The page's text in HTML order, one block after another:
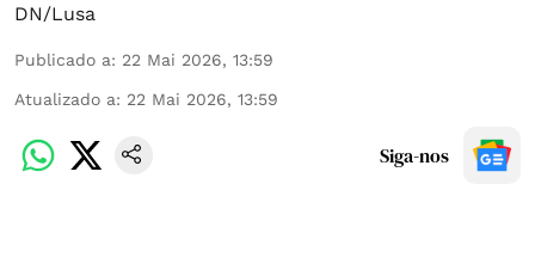
DN/Lusa
Publicado a: 22 Mai 2026, 13:59
Atualizado a: 22 Mai 2026, 13:59
Siga-nos